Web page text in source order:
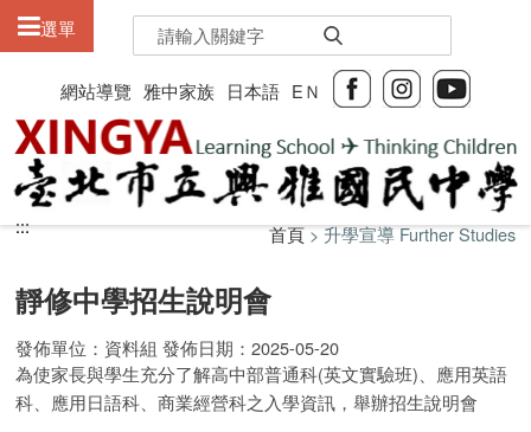
網站導覽 雅中家族 日本語 EＮ
選單
:::
:::
靜修中學招生說明會
首頁> 升學宣導 Further Studies
發佈單位：資料組 發佈日期：2025-05-20
為使家長與學生充分了解高中部普通科(英文實驗班)、應用英語
科、應用日語科、商業經營科之入學資訊，舉辦招生說明會